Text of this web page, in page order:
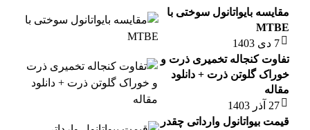
مقایسه بایواتانول سوختی با
MTBE
7 دی 1403
تفاوت کنجاله تخمیری ذرت و
خوراک گلوتن ذرت + دانلود
مقاله
27 آذر 1403
قیمت بیواتانول وارداتی چقدر